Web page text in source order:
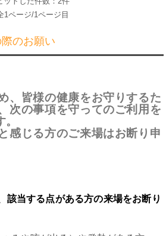
1ページ/1ページ目
のお願い
、皆様の健康をお守りするた
次の事項を守ってのご利用を
感じる方のご来場はお断り申
該当する点がある方の来場をお断り